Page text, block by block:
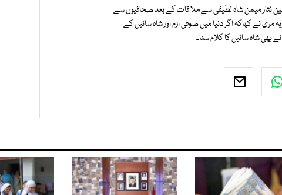
نثار میمن شاہ لطیفی سے ملا قات کے بعد صحافیوں سے
نے کہاکہ اگر دنیا میں صوفی ازم اور شاہ سائیں کے
بھی شاہ سائیں کا کلام سنا۔